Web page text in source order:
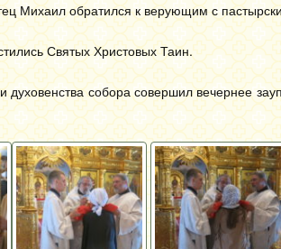
Михаил обратился к верующим с
Святых­ Христовых Таин.
собора совершил вечернее